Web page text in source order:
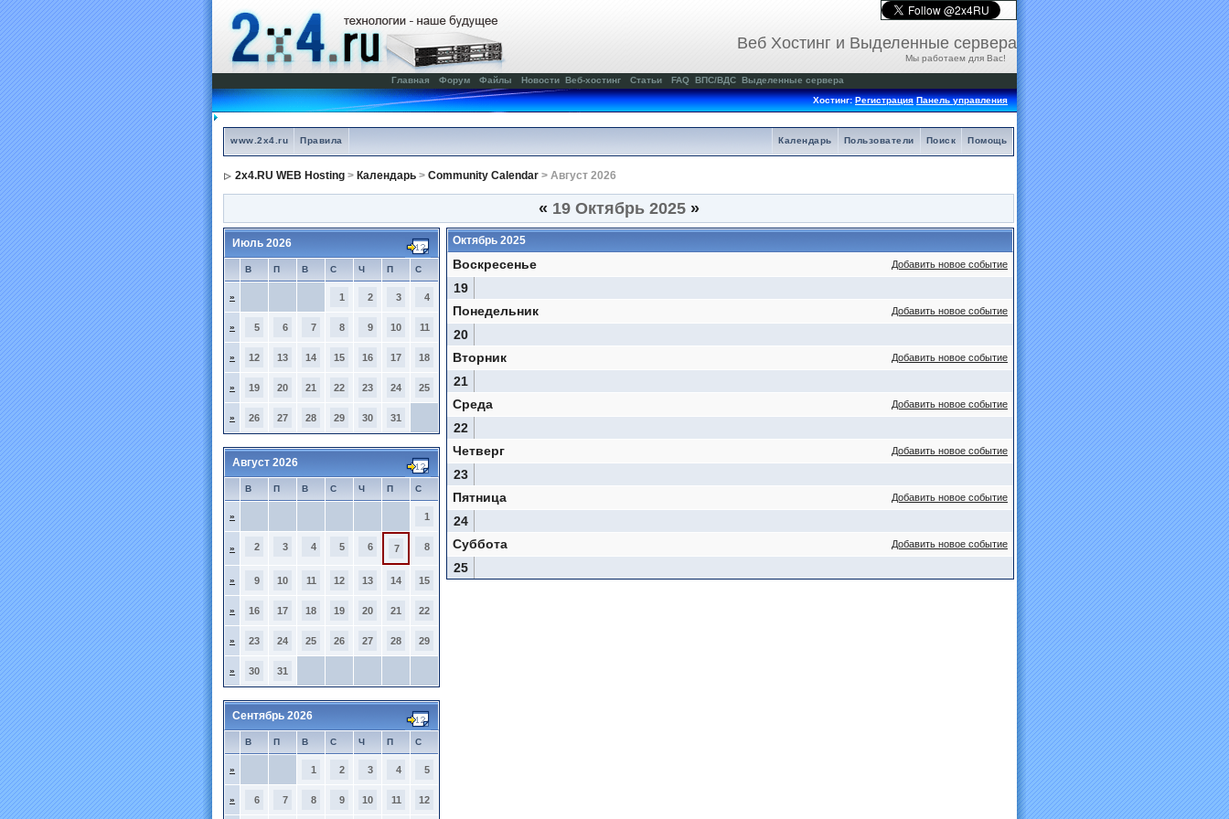
Веб Хостинг и Выделенные сервера
Мы работаем для Вас!
Главная Форум Файлы Новости Веб-хостинг Статьи FAQ ВПС/ВДС Выделенные сервера
Хостинг:Регистрация Панель управления
www.2x4.ru Правила Помощь
Поиск
Пользователи
Календарь
2x4.RU WEB Hosting > Календарь > Community Calendar > Август 2026
« 19 Октябрь 2025 »
Июль 2026
В П В С Ч П С
» 1 2 3 4
» 5 6 7 8 9 10 11
» 12 13 14 15 16 17 18
» 19 20 21 22 23 24 25
» 26 27 28 29 30 31
Август 2026
В П В С Ч П С
» 1
» 2 3 4 5 6 7 8
» 9 10 11 12 13 14 15
» 16 17 18 19 20 21 22
» 23 24 25 26 27 28 29
» 30 31
Сентябрь 2026
В П В С Ч П С
» 1 2 3 4 5
» 6 7 8 9 10 11 12
Октябрь 2025
Добавить новое событие
Воскресенье
19
Добавить новое событие
Понедельник
20
Добавить новое событие
Вторник
21
Добавить новое событие
Среда
22
Добавить новое событие
Четверг
23
Добавить новое событие
Пятница
24
Добавить новое событие
Суббота
25